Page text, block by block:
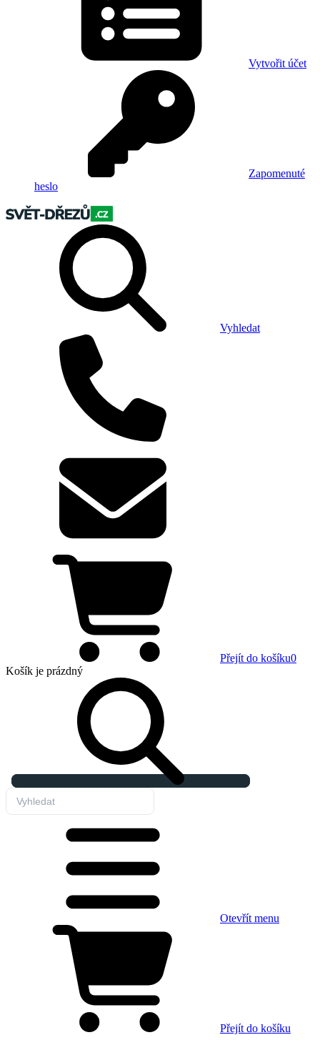
Vytvořit účet
Zapomenuté
heslo
Vyhledat
Přejít do košíku0
Košík je prázdný
Otevřít menu
Přejít do košíku